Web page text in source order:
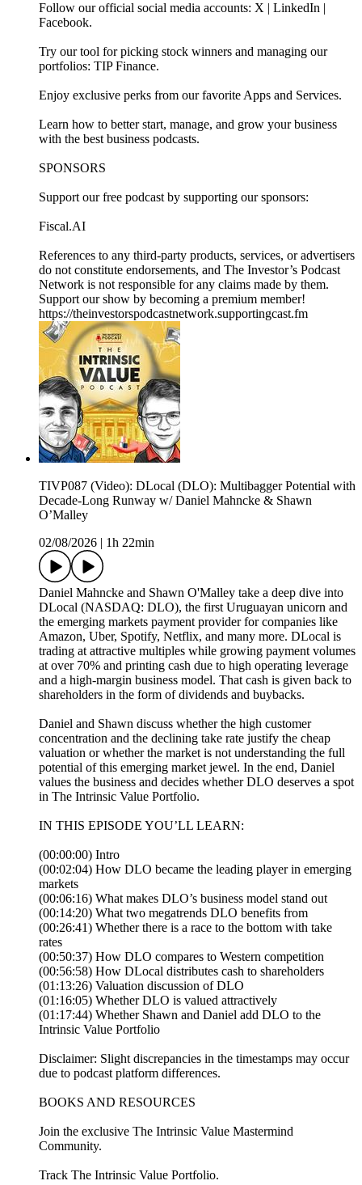
Follow our official social media accounts: ⁠⁠⁠⁠⁠⁠⁠⁠⁠⁠⁠⁠⁠⁠⁠⁠⁠⁠⁠⁠⁠⁠⁠⁠⁠⁠⁠⁠⁠⁠⁠⁠⁠⁠⁠⁠⁠⁠⁠⁠⁠⁠⁠⁠⁠⁠⁠⁠⁠⁠⁠⁠⁠⁠⁠⁠⁠⁠⁠⁠⁠⁠⁠⁠⁠⁠⁠⁠⁠⁠⁠⁠⁠⁠⁠⁠⁠⁠⁠⁠⁠⁠⁠⁠⁠⁠X⁠⁠⁠⁠⁠⁠⁠⁠⁠⁠⁠⁠⁠⁠⁠⁠⁠⁠⁠⁠⁠⁠⁠⁠⁠⁠⁠⁠⁠⁠⁠⁠⁠⁠⁠⁠⁠⁠⁠⁠⁠⁠⁠⁠⁠⁠⁠⁠⁠⁠⁠⁠⁠⁠⁠⁠⁠⁠⁠⁠⁠⁠⁠⁠⁠⁠⁠⁠⁠⁠⁠⁠⁠⁠⁠⁠⁠⁠⁠⁠⁠⁠⁠⁠⁠⁠ | ⁠⁠⁠⁠⁠⁠⁠⁠⁠⁠⁠⁠⁠⁠⁠⁠⁠⁠⁠⁠⁠⁠⁠⁠⁠⁠⁠⁠⁠⁠⁠⁠⁠⁠⁠⁠⁠⁠⁠⁠⁠⁠⁠⁠⁠⁠⁠⁠⁠⁠⁠⁠⁠⁠⁠⁠⁠⁠⁠⁠⁠⁠⁠⁠⁠⁠⁠⁠⁠⁠⁠⁠⁠⁠⁠⁠⁠⁠⁠⁠⁠⁠⁠⁠⁠⁠LinkedIn⁠⁠⁠⁠⁠⁠⁠⁠⁠⁠⁠⁠⁠⁠⁠⁠⁠⁠⁠⁠⁠⁠⁠⁠⁠⁠⁠⁠⁠⁠⁠⁠⁠⁠⁠⁠⁠⁠⁠⁠⁠⁠⁠⁠⁠⁠⁠⁠⁠⁠⁠⁠⁠⁠⁠⁠⁠⁠⁠⁠⁠⁠⁠⁠⁠⁠⁠⁠⁠⁠⁠⁠⁠⁠⁠⁠⁠⁠⁠⁠⁠⁠⁠⁠⁠⁠ |
⁠⁠⁠⁠⁠⁠⁠⁠⁠⁠⁠⁠⁠⁠⁠⁠⁠⁠⁠⁠⁠⁠⁠⁠⁠⁠⁠⁠⁠⁠⁠⁠⁠⁠⁠⁠⁠⁠⁠⁠⁠⁠⁠⁠⁠⁠⁠⁠⁠⁠⁠⁠⁠⁠⁠⁠⁠⁠⁠⁠⁠⁠⁠⁠⁠⁠⁠⁠⁠⁠⁠⁠⁠⁠⁠⁠⁠⁠⁠⁠⁠⁠⁠⁠⁠⁠Facebook⁠⁠⁠⁠⁠⁠⁠⁠⁠⁠⁠⁠⁠⁠⁠⁠⁠⁠⁠⁠⁠⁠⁠⁠⁠⁠⁠⁠⁠⁠⁠⁠⁠⁠⁠⁠⁠⁠⁠⁠⁠⁠⁠⁠⁠⁠⁠⁠⁠⁠⁠⁠⁠⁠⁠⁠⁠⁠⁠⁠⁠⁠⁠⁠⁠⁠⁠⁠⁠⁠⁠⁠⁠⁠⁠⁠⁠⁠⁠⁠⁠⁠⁠⁠⁠⁠⁠⁠⁠⁠⁠⁠⁠⁠⁠⁠⁠⁠⁠⁠⁠⁠⁠⁠⁠⁠⁠⁠⁠⁠⁠⁠⁠⁠⁠⁠⁠⁠⁠⁠⁠⁠⁠⁠⁠⁠⁠⁠⁠⁠⁠⁠⁠⁠⁠⁠⁠⁠⁠⁠⁠⁠⁠⁠⁠⁠⁠⁠⁠⁠⁠⁠⁠⁠⁠⁠⁠⁠⁠⁠⁠⁠⁠⁠⁠⁠⁠⁠⁠⁠⁠⁠⁠⁠⁠⁠⁠⁠⁠⁠⁠⁠⁠⁠⁠⁠⁠⁠⁠⁠⁠⁠⁠⁠⁠⁠⁠⁠⁠⁠⁠⁠⁠⁠⁠.
Try our tool for picking stock winners and managing our
portfolios: ⁠⁠⁠⁠⁠⁠⁠⁠⁠⁠⁠⁠⁠⁠⁠⁠⁠⁠⁠⁠⁠⁠⁠⁠⁠⁠⁠⁠⁠⁠⁠⁠⁠⁠⁠⁠⁠⁠⁠⁠⁠⁠⁠⁠⁠⁠⁠⁠⁠⁠⁠⁠⁠⁠⁠⁠⁠⁠⁠⁠⁠⁠⁠⁠⁠⁠⁠⁠⁠⁠⁠⁠⁠⁠⁠⁠⁠⁠⁠⁠⁠⁠⁠⁠⁠⁠TIP Finance⁠⁠⁠⁠⁠⁠⁠⁠⁠⁠⁠⁠⁠⁠⁠⁠⁠.
Enjoy exclusive perks from our ⁠⁠⁠⁠⁠⁠⁠⁠⁠⁠⁠⁠⁠⁠⁠⁠⁠⁠⁠⁠⁠⁠⁠⁠⁠⁠⁠⁠⁠⁠⁠⁠⁠⁠⁠⁠⁠⁠⁠⁠⁠⁠⁠⁠⁠⁠⁠⁠⁠⁠⁠⁠⁠⁠⁠⁠⁠⁠⁠⁠⁠⁠⁠⁠⁠⁠⁠⁠⁠⁠⁠⁠⁠⁠⁠⁠⁠⁠⁠⁠⁠⁠⁠⁠⁠⁠favorite Apps and Services⁠⁠⁠⁠⁠⁠⁠⁠⁠⁠⁠⁠⁠⁠⁠⁠⁠⁠⁠⁠⁠⁠⁠⁠⁠⁠⁠⁠⁠⁠⁠⁠⁠⁠⁠⁠⁠⁠⁠⁠⁠⁠⁠⁠⁠⁠⁠⁠⁠⁠⁠⁠⁠⁠⁠⁠⁠⁠⁠⁠⁠⁠⁠⁠⁠⁠⁠⁠⁠⁠⁠⁠⁠⁠⁠⁠⁠⁠⁠⁠⁠⁠⁠⁠⁠⁠.
Learn how to better start, manage, and grow your business
with the ⁠⁠⁠⁠⁠⁠⁠⁠⁠⁠⁠⁠⁠⁠⁠⁠⁠⁠⁠⁠⁠⁠⁠⁠⁠⁠⁠⁠⁠⁠⁠⁠⁠⁠⁠⁠⁠⁠⁠⁠⁠⁠⁠⁠⁠⁠⁠⁠⁠⁠⁠⁠⁠⁠⁠⁠⁠⁠⁠⁠⁠⁠⁠⁠⁠⁠⁠⁠⁠⁠⁠⁠⁠⁠⁠⁠⁠⁠⁠⁠⁠⁠⁠⁠⁠⁠best business podcasts⁠⁠⁠⁠⁠⁠⁠⁠⁠⁠⁠⁠⁠⁠⁠⁠⁠⁠⁠⁠⁠⁠⁠⁠⁠⁠⁠⁠⁠⁠⁠⁠⁠⁠⁠⁠⁠⁠⁠⁠⁠⁠⁠⁠⁠⁠⁠⁠⁠⁠⁠⁠⁠⁠⁠⁠⁠⁠⁠⁠⁠⁠⁠⁠⁠⁠⁠⁠⁠⁠⁠⁠⁠⁠⁠⁠⁠⁠⁠⁠⁠⁠⁠⁠⁠⁠.
SPONSORS
Support our free podcast by supporting our ⁠⁠sponsors⁠⁠:
⁠⁠Fiscal.AI⁠⁠
References to any third-party products, services, or advertisers
do not constitute endorsements, and The Investor’s Podcast
Network is not responsible for any claims made by them.
Support our show by becoming a premium member!
https://theinvestorspodcastnetwork.supportingcast.fm
TIVP087 (Video): DLocal (DLO): Multibagger Potential with
Decade-Long Runway w/ Daniel Mahncke & Shawn
O’Malley
02/08/2026
1h 22min
Daniel Mahncke and Shawn O'Malley take a deep dive into
DLocal (NASDAQ: DLO), the first Uruguayan unicorn and
the emerging markets payment provider for companies like
Amazon, Uber, Spotify, Netflix, and many more. DLocal is
trading at attractive multiples while growing payment volumes
at over 70% and printing cash due to high operating leverage
and a high-margin business model. That cash is given back to
shareholders in the form of dividends and buybacks.
Daniel and Shawn discuss whether the high customer
concentration and the declining take rate justify the cheap
valuation or whether the market is not understanding the full
potential of this emerging market jewel. In the end, Daniel
values the business and decides whether DLO deserves a spot
in The Intrinsic Value Portfolio.
IN THIS EPISODE YOU’LL LEARN:
(00:00:00) Intro
(00:02:04) How DLO became the leading player in emerging
markets
(00:06:16) What makes DLO’s business model stand out
(00:14:20) What two megatrends DLO benefits from
(00:26:41) Whether there is a race to the bottom with take
rates
(00:50:37) How DLO compares to Western competition
(00:56:58) How DLocal distributes cash to shareholders
(01:13:26) Valuation discussion of DLO
(01:16:05) Whether DLO is valued attractively
(01:17:44) Whether Shawn and Daniel add DLO to the
Intrinsic Value Portfolio
Disclaimer: Slight discrepancies in the timestamps may occur
due to podcast platform differences.
BOOKS AND RESOURCES
Join the exclusive ⁠⁠⁠⁠⁠⁠⁠⁠⁠⁠⁠⁠⁠⁠⁠⁠⁠⁠⁠⁠⁠⁠⁠⁠⁠⁠⁠⁠⁠⁠⁠⁠⁠⁠⁠⁠⁠⁠⁠⁠⁠⁠⁠⁠⁠⁠⁠⁠⁠⁠⁠⁠⁠⁠⁠⁠⁠⁠⁠⁠⁠⁠⁠⁠⁠⁠⁠⁠⁠⁠⁠⁠⁠⁠⁠⁠⁠⁠⁠⁠⁠⁠⁠⁠⁠⁠⁠⁠⁠⁠⁠⁠⁠⁠⁠⁠⁠⁠⁠⁠⁠⁠⁠⁠⁠⁠⁠⁠⁠⁠⁠⁠⁠⁠⁠⁠⁠⁠⁠⁠⁠⁠⁠⁠⁠⁠⁠⁠⁠⁠⁠⁠⁠⁠⁠⁠⁠⁠⁠⁠⁠⁠⁠⁠⁠⁠⁠⁠⁠⁠⁠⁠⁠⁠⁠⁠⁠⁠⁠⁠⁠⁠⁠⁠⁠⁠⁠⁠⁠⁠⁠⁠⁠⁠⁠⁠The Intrinsic Value Mastermind
Community⁠⁠⁠⁠⁠⁠⁠⁠⁠⁠⁠⁠⁠⁠⁠⁠⁠⁠⁠⁠⁠⁠⁠⁠⁠⁠⁠⁠⁠⁠⁠⁠⁠⁠⁠⁠⁠⁠⁠⁠⁠⁠⁠⁠⁠⁠⁠⁠⁠⁠⁠⁠⁠⁠⁠⁠⁠⁠⁠⁠⁠⁠⁠⁠⁠⁠⁠⁠⁠⁠⁠⁠⁠⁠⁠⁠⁠⁠⁠⁠⁠⁠⁠⁠.
Track ⁠⁠⁠⁠⁠⁠⁠⁠⁠⁠⁠⁠The Intrinsic Value Portfolio⁠⁠⁠⁠⁠⁠⁠⁠⁠⁠⁠⁠.